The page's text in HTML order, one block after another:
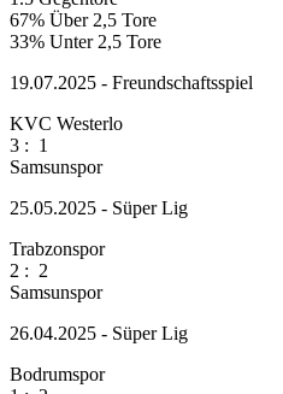
67% Über 2,5 Tore
33% Unter 2,5 Tore
19.07.2025 - Freundschaftsspiel
KVC Westerlo
3 : 1
Samsunspor
25.05.2025 - Süper Lig
Trabzonspor
2 : 2
Samsunspor
26.04.2025 - Süper Lig
Bodrumspor